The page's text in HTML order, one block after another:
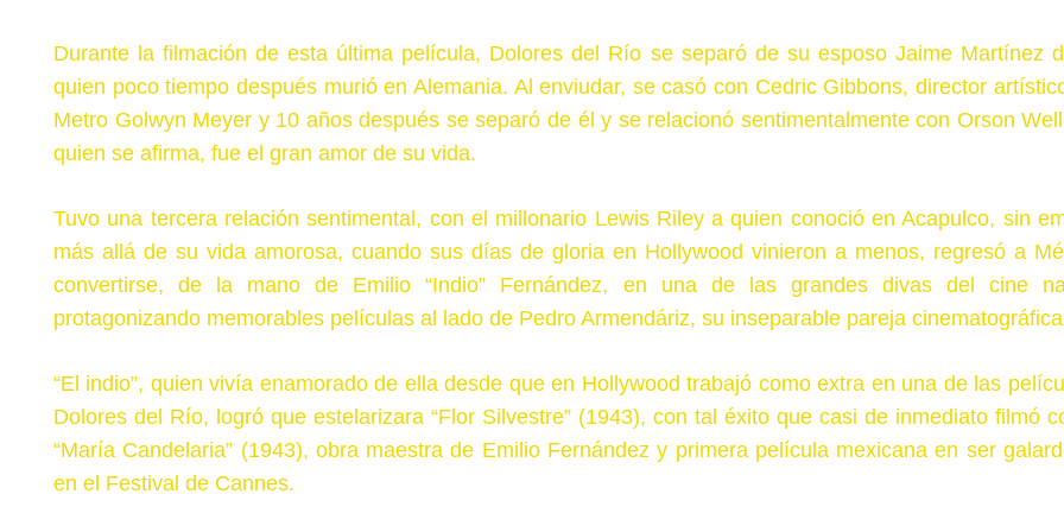
Durante la filmación de esta última película, Dolores del Río se separó de su esposo Jaime Martínez
quien poco tiempo después murió en Alemania. Al enviudar, se casó con Cedric Gibbons, director
Metro Golwyn Meyer y 10 años después se separó de él y se relacionó sentimentalmente con Orson
quien se afirma, fue el gran amor de su vida.
Tuvo una tercera relación sentimental, con el millonario Lewis Riley a quien conoció en Acapulco, sin
más allá de su vida amorosa, cuando sus días de gloria en Hollywood vinieron a menos, regresó a
convertirse, de la mano de Emilio “Indio” Fernández, en una de las grandes divas del cine
protagonizando memorables películas al lado de Pedro Armendáriz, su inseparable pareja cinematográfica
“El indio”, quien vivía enamorado de ella desde que en Hollywood trabajó como extra en una de las
Dolores del Río, logró que estelarizara “Flor Silvestre” (1943), con tal éxito que casi de inmediato filmó
“María Candelaria” (1943), obra maestra de Emilio Fernández y primera película mexicana en ser
en el Festival de Cannes.